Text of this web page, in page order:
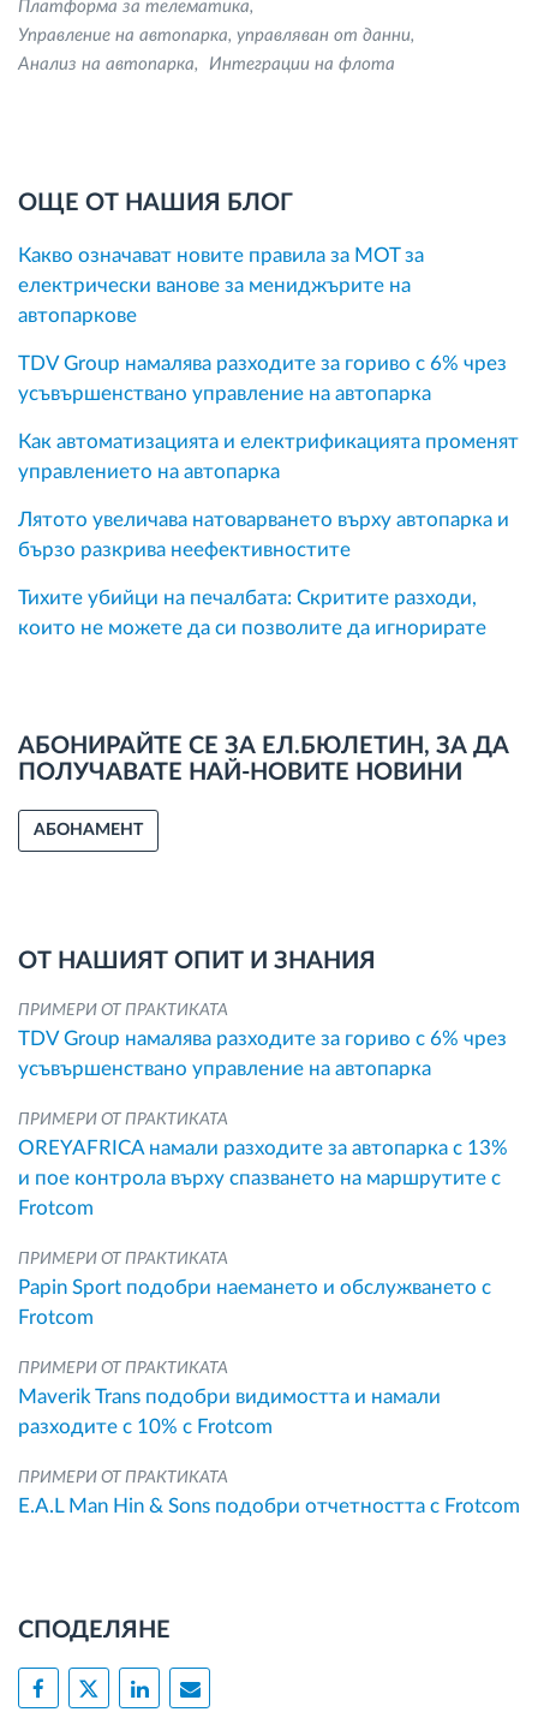
Платформа за телематика
Управление на автопарка, управляван от данни
Анализ на автопарка
Интеграции на флота
ОЩЕ ОТ НАШИЯ БЛОГ
Какво означават новите правила за MOT за
електрически ванове за мениджърите на
автопаркове
TDV Group намалява разходите за гориво с 6% чрез
усъвършенствано управление на автопарка
Как автоматизацията и електрификацията променят
управлението на автопарка
Лятото увеличава натоварването върху автопарка и
бързо разкрива неефективностите
Тихите убийци на печалбата: Скритите разходи,
които не можете да си позволите да игнорирате
АБОНИРАЙТЕ СЕ ЗА ЕЛ.БЮЛЕТИН, ЗА ДА
ПОЛУЧАВАТЕ НАЙ-НОВИТЕ НОВИНИ
АБОНАМЕНТ
ОТ НАШИЯТ ОПИТ И ЗНАНИЯ
ПРИМЕРИ ОТ ПРАКТИКАТА
TDV Group намалява разходите за гориво с 6% чрез
усъвършенствано управление на автопарка
ПРИМЕРИ ОТ ПРАКТИКАТА
OREYAFRICA намали разходите за автопарка с 13%
и пое контрола върху спазването на маршрутите с
Frotcom
ПРИМЕРИ ОТ ПРАКТИКАТА
Papin Sport подобри наемането и обслужването с
Frotcom
ПРИМЕРИ ОТ ПРАКТИКАТА
Maverik Trans подобри видимостта и намали
разходите с 10% с Frotcom
ПРИМЕРИ ОТ ПРАКТИКАТА
E.A.L Man Hin & Sons подобри отчетността с Frotcom
СПОДЕЛЯНЕ